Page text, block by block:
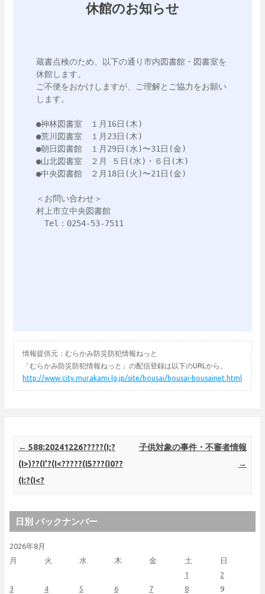
休館のお知らせ
蔵書点検のため、以下の通り市内図書館・図書室を
休館します。
ご不便をおかけしますが、ご理解とご協力をお願い
します。
●神林図書室　１月16日(木)
●荒川図書室　１月23日(木)
●朝日図書館　１月29日(水)〜31日(金)
●山北図書室　２月 ５日(水)・６日(木)
●中央図書館　２月18日(火)〜21日(金)
＜お問い合わせ＞
村上市立中央図書館
Tel：0254-53-7511
情報提供元：むらかみ防災防犯情報ねっと
「むらかみ防災防犯情報ねっと」の配信登録は以下のURLから。
http://www.city.murakami.lg.jp/site/bousai/bousai-bousainet.html
Post navigation
← 588:20241226?????(I;?
(I>)??(I’?(I<?????(I5???(I0??
(I:?(I<?
子供対象の事件・不審者情報
→
日別 バックナンバー
2026年8月
月
火 水 木 金 土 日
1
2
3
4 5 6 7 8
9